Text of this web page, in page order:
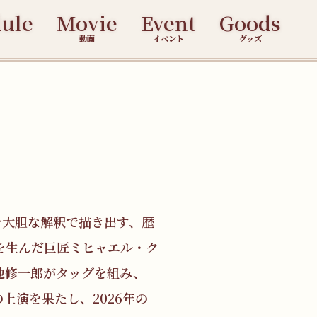
Movie
動画
Event
イベント
Goods
グッズ
胆な解釈で描き出す、歴
んだ巨匠ミヒャエル・ク
一郎がタッグを組み、
演を果たし、2026年の